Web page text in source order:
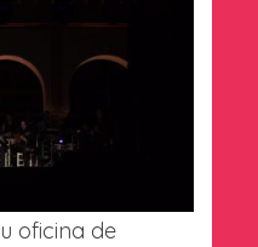
oficina de